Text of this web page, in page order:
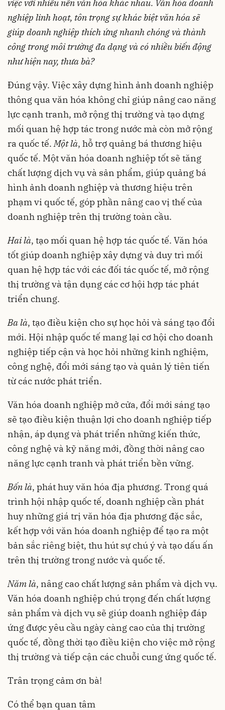
việc với nhiều nền văn hóa khác nhau. Văn hóa doanh
nghiệp linh hoạt, tôn trọng sự khác biệt văn hóa sẽ
giúp doanh nghiệp thích ứng nhanh chóng và thành
công trong môi trường đa dạng và có nhiều biến động
như hiện nay, thưa bà?
Đúng vậy. Việc xây dựng hình ảnh doanh nghiệp
thông qua văn hóa không chỉ giúp nâng cao năng
lực cạnh tranh, mở rộng thị trường và tạo dựng
mối quan hệ hợp tác trong nước mà còn mở rộng
ra quốc tế.Một là, hỗ trợ quảng bá thương hiệu
quốc tế. Một văn hóa doanh nghiệp tốt sẽ tăng
chất lượng dịch vụ và sản phẩm, giúp quảng bá
hình ảnh doanh nghiệp và thương hiệu trên
phạm vi quốc tế, góp phần nâng cao vị thế của
doanh nghiệp trên thị trường toàn cầu.
Hai là, tạo mối quan hệ hợp tác quốc tế. Văn hóa
tốt giúp doanh nghiệp xây dựng và duy trì mối
quan hệ hợp tác với các đối tác quốc tế, mở rộng
thị trường và tận dụng các cơ hội hợp tác phát
triển chung.
Ba là, tạo điều kiện cho sự học hỏi và sáng tạo đổi
mới. Hội nhập quốc tế mang lại cơ hội cho doanh
nghiệp tiếp cận và học hỏi những kinh nghiệm,
công nghệ, đổi mới sáng tạo và quản lý tiên tiến
từ các nước phát triển.
Văn hóa doanh nghiệp mở cửa, đổi mới sáng tạo
sẽ tạo điều kiện thuận lợi cho doanh nghiệp tiếp
nhận, áp dụng và phát triển những kiến thức,
công nghệ và kỹ năng mới, đồng thời nâng cao
năng lực cạnh tranh và phát triển bền vững.
Bốn là, phát huy văn hóa địa phương. Trong quá
trình hội nhập quốc tế, doanh nghiệp cần phát
huy những giá trị văn hóa địa phương đặc sắc,
kết hợp với văn hóa doanh nghiệp để tạo ra một
bản sắc riêng biệt, thu hút sự chú ý và tạo dấu ấn
trên thị trường trong nước và quốc tế.
Năm là, nâng cao chất lượng sản phẩm và dịch vụ.
Văn hóa doanh nghiệp chú trọng đến chất lượng
sản phẩm và dịch vụ sẽ giúp doanh nghiệp đáp
ứng được yêu cầu ngày càng cao của thị trường
quốc tế, đồng thời tạo điều kiện cho việc mở rộng
thị trường và tiếp cận các chuỗi cung ứng quốc tế.
Trân trọng cảm ơn bà!
Có thể bạn quan tâm